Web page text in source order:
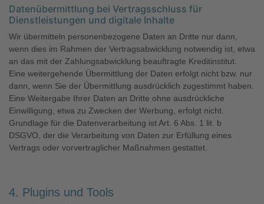
Datenübermittlung bei Vertragsschluss für
Dienstleistungen und digitale Inhalte
Wir übermitteln personenbezogene Daten an Dritte nur dann,
wenn dies im Rahmen der Vertragsabwicklung notwendig ist, etwa
an das mit der Zahlungsabwicklung beauftragte Kreditinstitut.
Eine weitergehende Übermittlung der Daten erfolgt nicht bzw. nur
dann, wenn Sie der Übermittlung ausdrücklich zugestimmt haben.
Eine Weitergabe Ihrer Daten an Dritte ohne ausdrückliche
Einwilligung, etwa zu Zwecken der Werbung, erfolgt nicht.
Grundlage für die Datenverarbeitung ist Art. 6 Abs. 1 lit. b
DSGVO, der die Verarbeitung von Daten zur Erfüllung eines
Vertrags oder vorvertraglicher Maßnahmen gestattet.
4. Plugins und Tools